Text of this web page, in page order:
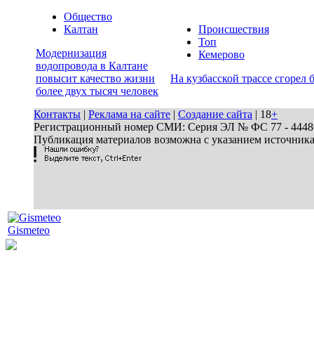
Общество
Калтан
Модернизация
водопровода в Калтане
повысит качество жизни
более двух тысяч человек
Происшествия
Топ
Кемерово
На кузбасской трассе сгорел
Контакты | Реклама на сайте | Создание сайта | 18+
Регистрационный номер СМИ: Серия ЭЛ № ФС 77 - 44486
Публикация материалов возможна с указанием
Gismeteo